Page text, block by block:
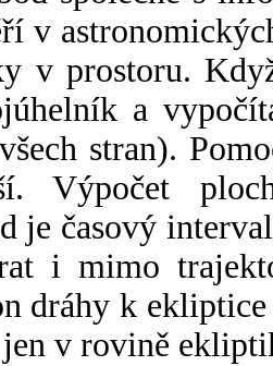
v
v prostoru.
a
stran).
Výpočet
je časový
i mimo
dráhy k
v rovině